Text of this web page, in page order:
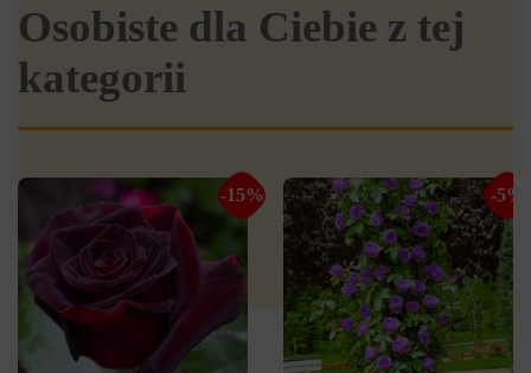
Osobiste dla Ciebie z tej
kategorii
-15% -5%